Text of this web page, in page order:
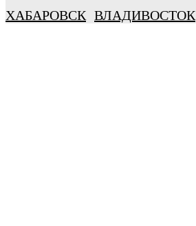
ХАБАРОВСК ВЛАДИВОСТОК